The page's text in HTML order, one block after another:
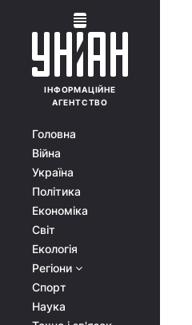
ІНФОРМАЦІЙНЕ
АГЕНТСТВО
Головна
Війна
Україна
Політика
Економіка
Світ
Екологія
Регіони
Спорт
Наука